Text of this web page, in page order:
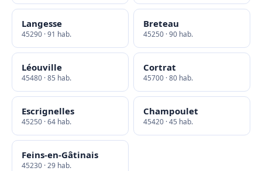
Langesse
45290 · 91 hab.
Breteau
45250 · 90 hab.
Léouville
45480 · 85 hab.
Cortrat
45700 · 80 hab.
Escrignelles
45250 · 64 hab.
Champoulet
45420 · 45 hab.
Feins-en-Gâtinais
45230 · 29 hab.